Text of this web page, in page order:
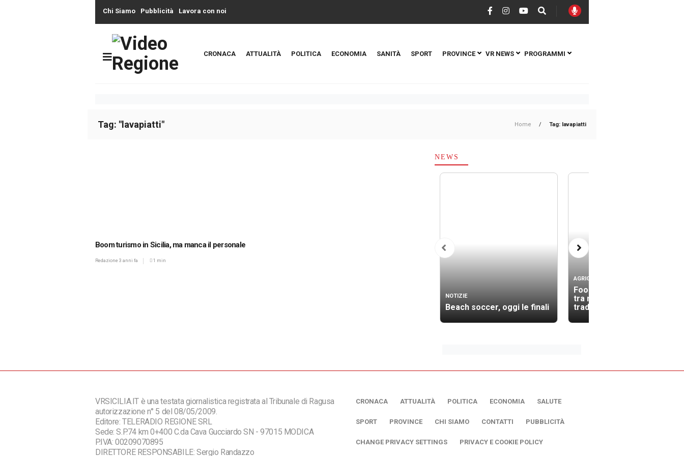
Chi Siamo Pubblicità Lavora con noi
CRONACA ATTUALITÀ POLITICA ECONOMIA SANITÀ SPORT PROVINCE VR NEWS PROGRAMMI
Tag: "lavapiatti" Home / Tag: lavapiatti
Boom turismo in Sicilia, ma manca il personale
Redazione 3 anni fa 1 min
NEWS
NOTIZIE
Beach soccer, oggi le finali
AGRIGENTO
Food Camp: la terra rinasce
tra memoria, biodiversità e
trad
VRSICILIA.IT è una testata giornalistica registrata al Tribunale di Ragusa
autorizzazione n° 5 del 08/05/2009.
Editore: TELERADIO REGIONE SRL
Sede: S.P.74 km 0+400 C.da Cava Gucciardo SN - 97015 MODICA
P.IVA: 00209070895
DIRETTORE RESPONSABILE: Sergio Randazzo
CRONACA ATTUALITÀ POLITICA ECONOMIA SALUTE
SPORT PROVINCE CHI SIAMO CONTATTI PUBBLICITÀ
CHANGE PRIVACY SETTINGS PRIVACY E COOKIE POLICY